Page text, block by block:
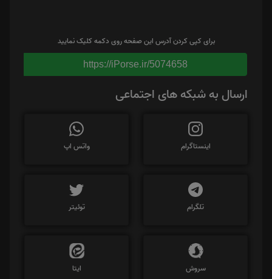
برای کپی کردن آدرس این صفحه روی دکمه کلیک نمایید
https://iPorse.ir/5074658
ارسال به شبکه های اجتماعی
اینستاگرام واتس اپ
تلگرام توئیتر
سروش ایتا